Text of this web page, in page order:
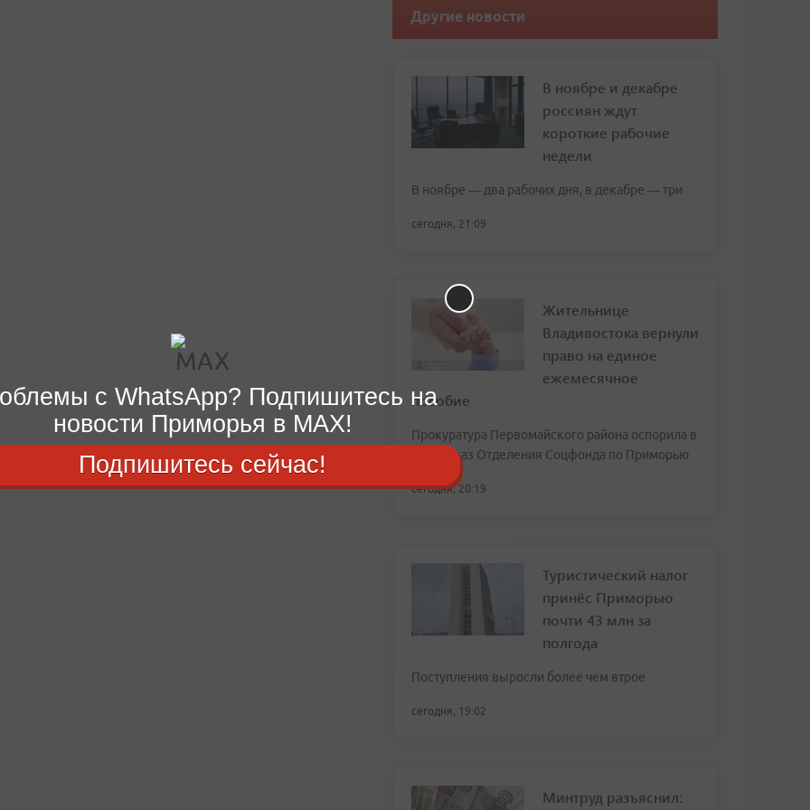
Другие новости
В ноябре и декабре
россиян ждут
короткие рабочие
недели
В ноябре — два рабочих дня, в декабре — три
сегодня, 21:09
Жительнице
Владивостока вернули
право на единое
ежемесячное
пособие
Прокуратура Первомайского района оспорила в
суде отказ Отделения Соцфонда по Приморью
сегодня, 20:19
Туристический налог
принёс Приморью
почти 43 млн за
полгода
Поступления выросли более чем втрое
сегодня, 19:02
Минтруд разъяснил:
с WhatsApp? Подпишитесь на
новости Приморья в MAX!
Подпишитесь сейчас!